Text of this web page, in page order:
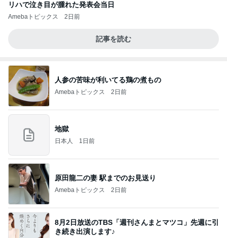
リハで泣き目が腫れた発表会当日
Amebaトピックス 2日前
記事を読む
人参の苦味が利いてる鶏の煮もの
Amebaトピックス 2日前
地獄
日本人 1日前
原田龍二の妻 駅までのお見送り
Amebaトピックス 2日前
8月2日放送のTBS「週刊さんまとマツコ」先週に引
き続き出演します♪